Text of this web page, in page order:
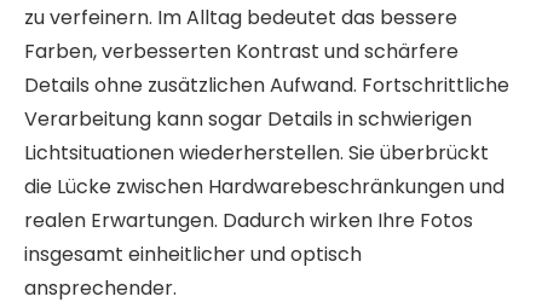
zu verfeinern. Im Alltag bedeutet das bessere
Farben, verbesserten Kontrast und schärfere
Details ohne zusätzlichen Aufwand. Fortschrittliche
Verarbeitung kann sogar Details in schwierigen
Lichtsituationen wiederherstellen. Sie überbrückt
die Lücke zwischen Hardwarebeschränkungen und
realen Erwartungen. Dadurch wirken Ihre Fotos
insgesamt einheitlicher und optisch
ansprechender.